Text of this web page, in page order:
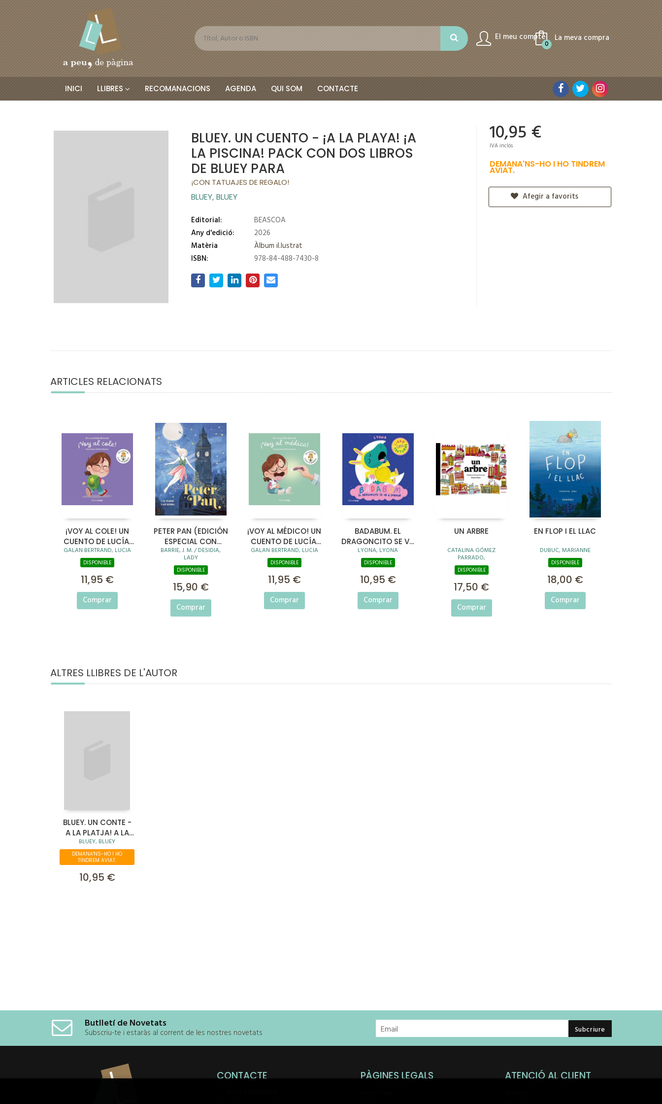
El meu compte La meva compra
0
INICI LLIBRES RECOMANACIONS AGENDA QUI SOM CONTACTE
BLUEY. UN CUENTO - ¡A LA PLAYA! ¡A
LA PISCINA! PACK CON DOS LIBROS
DE BLUEY PARA
¡CON TATUAJES DE REGALO!
BLUEY, BLUEY
Editorial:
BEASCOA
Any d'edició:
2026
Matèria
Àlbum il.lustrat
ISBN:
978-84-488-7430-8
10,95 €
IVA inclós
DEMANA'NS-HO I HO TINDREM
AVIAT.
Afegir a favorits
ARTICLES RELACIONATS
¡VOY AL COLE! UN
CUENTO DE LUCÍA,
MI PEDIATRA
GALAN BERTRAND, LUCIA
DISPONIBLE
11,95 €
Comprar
PETER PAN (EDICIÓN
ESPECIAL CON
CANTOS TINTADOS)
BARRIE, J. M. / DESIDIA,
LADY
DISPONIBLE
15,90 €
Comprar
¡VOY AL MÉDICO! UN
CUENTO DE LUCÍA,
MI PEDIATRA
GALAN BERTRAND, LUCIA
DISPONIBLE
11,95 €
Comprar
BADABUM. EL
DRAGONCITO SE VA
A DORMIR
LYONA, LYONA
DISPONIBLE
10,95 €
Comprar
UN ARBRE
CATALINA GÓMEZ
PARRADO,
DISPONIBLE
17,50 €
Comprar
EN FLOP I EL LLAC
DUBUC, MARIANNE
DISPONIBLE
18,00 €
Comprar
ALTRES LLIBRES DE L'AUTOR
BLUEY. UN CONTE -
A LA PLATJA! A LA
PISCINA! PACK AMB
DOS LLIBRES DE
BLUEY PER G
BLUEY, BLUEY
DEMANA'NS-HO I HO
TINDREM AVIAT.
10,95 €
Butlletí de Novetats
Subscriu-te i estaràs al corrent de les nostres novetats
CONTACTE PÀGINES LEGALS ATENCIÓ AL CLIENT